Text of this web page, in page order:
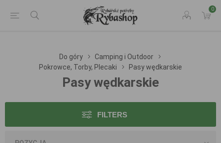
0
Do góry
Camping i Outdoor
Pokrowce, Torby, Plecaki
Pasy wędkarskie
Pasy wędkarskie
FILTERS